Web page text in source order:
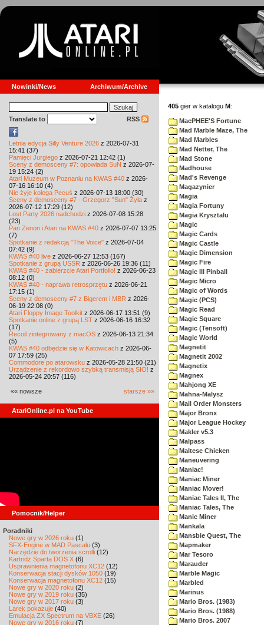
Nowinki/News Archiwum/Archive
Translate to RSS
Letnia edycja Silly Venture 2026 z 2026-07-31
15:41 (37)
Pamięci Jurgiego z 2026-07-21 12:42 (1)
Sceny z demosceny #7: opowiada SuN z 2026-07-
19 15:24 (2)
Atari Muzeum w Poznaniu na KWAS #40 z 2026-
07-16 16:10 (4)
Nie żyje kolega Pecuś z 2026-07-13 18:00 (30)
Sceny z demosceny #7 - Grzegorz "Sun" Żyła z
2026-07-12 17:29 (12)
Lost Party 2026 nadchodzi z 2026-07-08 15:28
(23)
Pan Zenon i Atari na KWAS #40 z 2026-07-07 13:25
(7)
Spotkanie z redakcją "The Voice" z 2026-07-04
07:42 (9)
KWAS #40 live z 2026-06-27 12:53 (167)
Spotkanie z grupą USSR z 2026-06-26 19:36 (11)
KWAS #40 - zabierzcie Atari Portfolio! z 2026-06-23
08:12 (0)
KWAS #40 - naprawa retrosprzętu z 2026-06-21
17:15 (1)
Sceny z demosceny #7 z Bigerem i MBR z 2026-
06-19 22:08 (0)
Atari Floppy Image Toolkit z 2026-06-17 13:51 (9)
Spotkanie online z grupą LST z 2026-06-16 16:32
(17)
Recoil zintegrowany z macOS z 2026-06-13 21:34
(5)
KWAS #40 odbędzie się w Katowicach z 2026-06-
07 17:59 (25)
Commodore po atarowsku z 2026-05-28 21:50 (21)
Urządzenie z rekordowo szybką transmisją SIO! z
2026-05-24 20:57 (116)
«« nowsze starsze »»
AtariOnline.pl na YouTube
Pomocnik/Helper
Poradniki
Nowe gry w 2026 roku (1)
SFX-Engine w MAD Pascalu (3)
Narzędzie do tworzenia scrolli (12)
Kartridż Sparta DOS X (6)
Usprawnienia magnetofonu XC12 (12)
Konserwacja stacji dysków 1050 (19)
Konserwacja magnetofonu XC12 (15)
Nowe gry w 2020 roku (2)
Nowe gry w 2019 roku (35)
Nowe gry w 2017 roku (3)
Larek pokazuje (40)
Emulacja ZX Spectrum na VBXE (26)
Nowe gry w 2016 roku (7)
405 gier w katalogu M:
MacPHEE'S Fortune
Mad Marble Maze, The
Mad Marbles
Mad Netter, The
Mad Stone
Madhouse
Mad's Revenge
Magazynier
Magia
Magia Fortuny
Magia Krysztalu
Magic
Magic Cards
Magic Castle
Magic Dimension
Magic Fire
Magic III Pinball
Magic Micro
Magic of Words
Magic (PCS)
Magic Read
Magic Square
Magic (Tensoft)
Magic World
Magnetit
Magnetit 2002
Magnetix
Magnex
Mahjong XE
Mahna-Malysz
Mail Order Monsters
Major Bronx
Major League Hockey
Makler v5.3
Malpass
Maltese Chicken
Maneuvering
Maniac!
Maniac Miner
Maniac Mover!
Maniac Tales II, The
Maniac Tales, The
Manic Miner
Mankala
Mansbie Quest, The
Mapmaker
Mar Tesoro
Marauder
Marble Magic
Marbled
Marinus
Mario Bros. (1983)
Mario Bros. (1988)
Mario Bros. 2007